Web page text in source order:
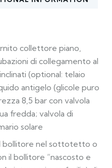
collettore piano,
di collegamento al
(optional: telaio
antigelo (glicole puro
8,5 bar con valvola
fredda; valvola di
solare
bollitore nel sottotetto o
il bollitore “nascosto e